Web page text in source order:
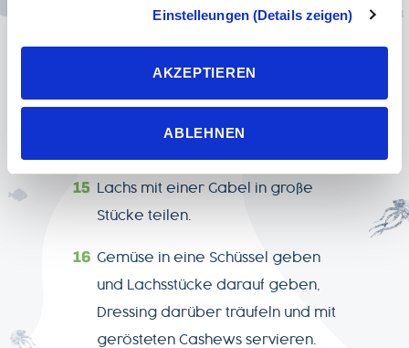
Onlineangebots nicht erforderlich und kann jederzeit über
Wenn Sie das Banner mit „Ablehnen“ bestätigen, werden
nur die notwendigen Cookies auf der Webseite gesetzt,
die für den störungsfreien Betrieb der Webseite und die
Einstelleungen (Details zeigen)
AKZEPTIEREN
ABLEHNEN
goldbraun rösten.
Cashewmus, Olivenöl,
Lachs mit einer Gabel in große
Stücke teilen.
Gemüse in eine Schüssel geben
und Lachsstücke darauf geben,
Dressing darüber träufeln und mit
gerösteten Cashews servieren.